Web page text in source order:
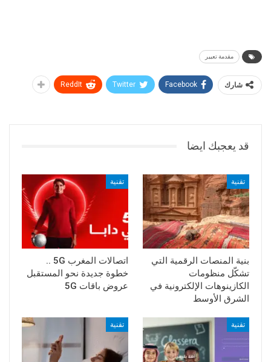
مقدمة تعبير
شارك Facebook
Twitter
ReddIt
قد يعجبك ايضا
تقنية
بنية المنصات الرقمية التي
تشكّل منظومات
الكازينوهات الإلكترونية في
الشرق الأوسط
تقنية
اتصالات المغرب 5G ..
خطوة جديدة نحو المستقبل
عروض باقات 5G
تقنية تقنية